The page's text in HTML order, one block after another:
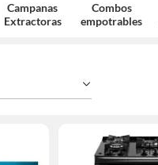
Campanas
Extractoras
Combos
empotrables